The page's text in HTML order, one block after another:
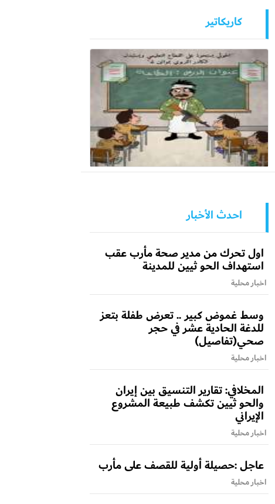
كاريكاتير
احدث الأخبار
اول تحرك من مدير صحة مأرب عقب
استهداف الحو ثيين للمدينة
اخبار محلية
وسط غموض كبير .. تعرض طفلة بتعز
للدغة الحادية عشر في حجر
صحي(تفاصيل)
اخبار محلية
المخلافي: تقارير التنسيق بين إيران
والحو ثيين تكشف طبيعة المشروع
الإيراني
اخبار محلية
عاجل :حصيلة أولية للقصف على مأرب
اخبار محلية